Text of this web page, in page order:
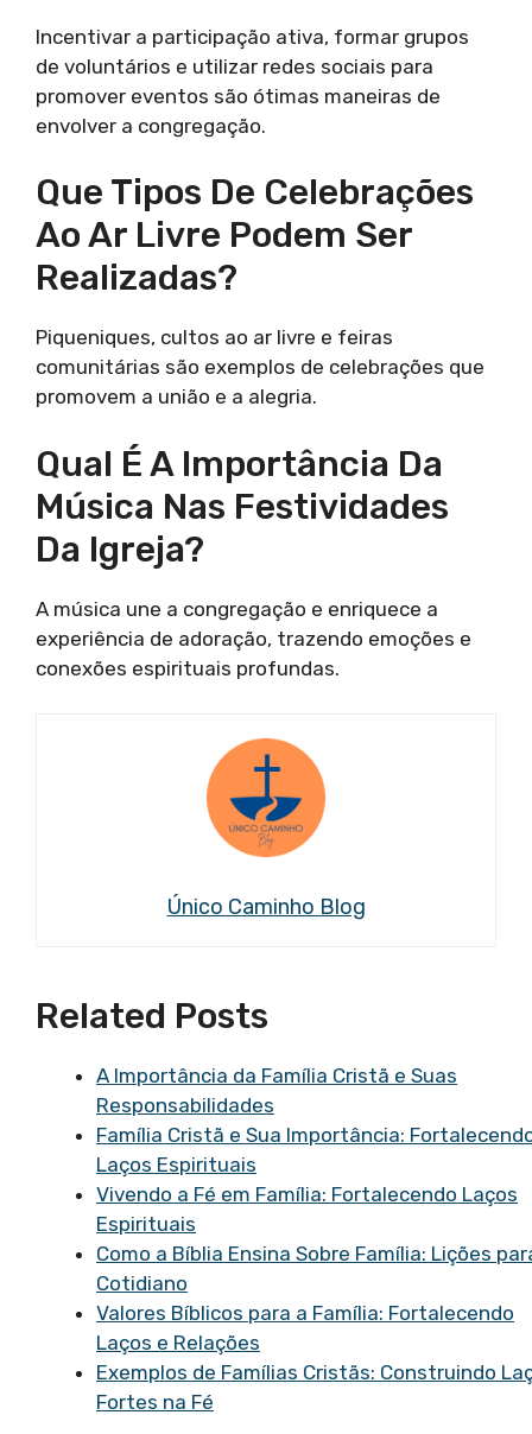
Incentivar a participação ativa, formar grupos
de voluntários e utilizar redes sociais para
promover eventos são ótimas maneiras de
envolver a congregação.
Que Tipos De Celebrações
Ao Ar Livre Podem Ser
Realizadas?
Piqueniques, cultos ao ar livre e feiras
comunitárias são exemplos de celebrações que
promovem a união e a alegria.
Qual É A Importância Da
Música Nas Festividades
Da Igreja?
A música une a congregação e enriquece a
experiência de adoração, trazendo emoções e
conexões espirituais profundas.
Único Caminho Blog
Related Posts
A Importância da Família Cristã e Suas
Responsabilidades
Família Cristã e Sua Importância:
Laços Espirituais
Vivendo a Fé em Família: Fortalecendo Laços
Espirituais
Como a Bíblia Ensina Sobre Família: Lições
Cotidiano
Valores Bíblicos para a Família: Fortalecendo
Laços e Relações
Exemplos de Famílias Cristãs: Construindo
Fortes na Fé